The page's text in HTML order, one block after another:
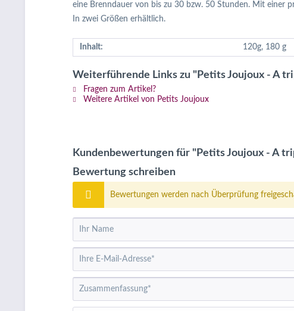
eine Brenndauer von bis zu 30 bzw. 50 Stunden. Mit einer
In zwei Größen erhältlich.
Inhalt: 120g, 180 g
Weiterführende Links zu "Petits Joujoux - A
Fragen zum Artikel?
Weitere Artikel von Petits Joujoux
Kundenbewertungen für "Petits Joujoux - A
Bewertung schreiben
Bewertungen werden nach Überprüfung